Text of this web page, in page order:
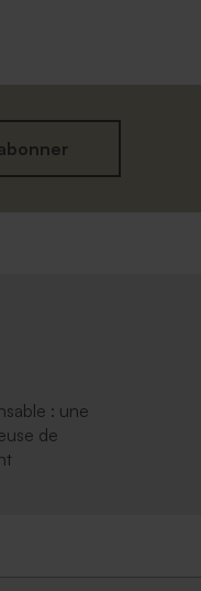
: une
de